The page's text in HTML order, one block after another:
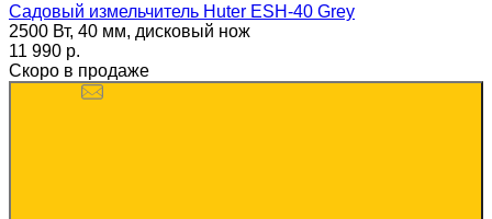
Садовый измельчитель Huter ESH-40 Grey
2500 Вт, 40 мм, дисковый нож
11 990 p.
Скоро в продаже